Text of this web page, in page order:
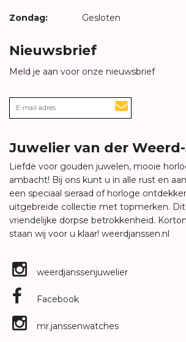
Zondag: Gesloten
Nieuwsbrief
Meld je aan voor onze nieuwsbrief
Juwelier van der
Liefde voor gouden juwelen, mooie
ambacht! Bij ons kunt u in alle rust en
een speciaal sieraad of horloge
uitgebreide collectie met topmerken.
vriendelijke dorpse betrokkenheid.
staan wij voor u klaar! weerdjanssen.nl
weerdjanssenjuwelier
Facebook
mr.janssenwatches